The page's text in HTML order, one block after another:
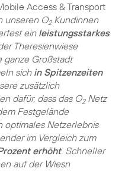
Access & Transport
unseren O2Kundinnen
einleistungsstarkes
Theresienwiese
ganze Großstadt
sich in Spitzenzeiten
zusätzlich
dafür, dass das O2Netz
Festgelände
optimales Netzerlebnis
im Vergleich zum
erhöht. Schneller
auf der Wiesn